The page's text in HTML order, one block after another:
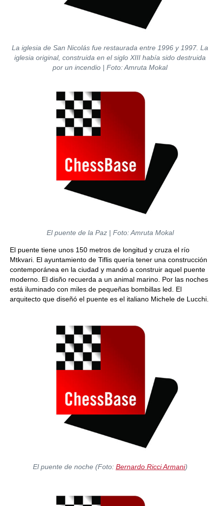
La iglesia de San Nicolás fue restaurada entre 1996 y 1997. La
iglesia original, construida en el siglo XIII había sido destruida
por un incendio | Foto: Amruta Mokal
El puente de la Paz | Foto: Amruta Mokal
El puente tiene unos 150 metros de longitud y cruza el río
Mtkvari. El ayuntamiento de Tiflis quería tener una construcción
contemporánea en la ciudad y mandó a construir aquel puente
moderno. El disño recuerda a un animal marino. Por las noches
está iluminado con miles de pequeñas bombillas led. El
arquitecto que diseñó el puente es el italiano Michele de Lucchi.
El puente de noche (Foto: Bernardo Ricci Armani)